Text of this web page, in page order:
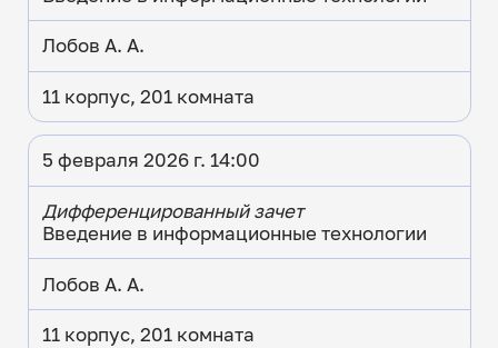
Лобов А. А.
11 корпус, 201 комната
5 февраля 2026 г. 14:00
Дифференцированный зачет
Введение в информационные технологии
Лобов А. А.
11 корпус, 201 комната